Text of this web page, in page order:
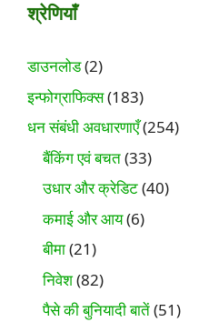
श्रेणियाँ
डाउनलोड(2)
इन्फोग्राफिक्स(183)
धन संबंधी अवधारणाएँ(254)
बैंकिंग एवं बचत(33)
उधार और क्रेडिट(40)
कमाई और आय(6)
बीमा(21)
निवेश(82)
पैसे की बुनियादी बातें(51)